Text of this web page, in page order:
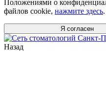
Положениями о
файлов cookie, нажмите здесь.
Я согласен
Назад